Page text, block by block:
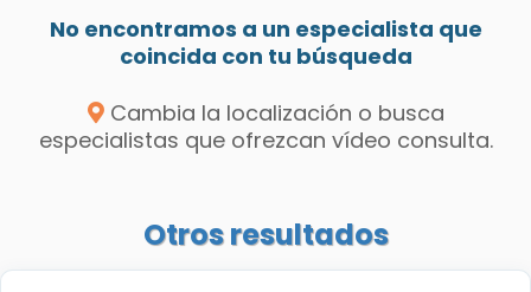
No encontramos a un especialista que
coincida con tu búsqueda
Cambia la localización o busca
especialistas que ofrezcan vídeo consulta.
Otros resultados